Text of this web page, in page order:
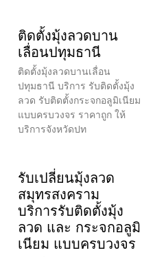
ติดตั้งมุ้งลวดบาน
เลื่อนปทุมธานี
ติดตั้งมุ้งลวดบานเลื่อน
ปทุมธานี บริการ รับติดตั้งมุ้ง
ลวด รับติดตั้งกระจกอลูมิเนียม
แบบครบวงจร ราคาถูก ให้
บริการจังหวัดปท
รับเปลี่ยนมุ้งลวด
สมุทรสงคราม
บริการรับติดตั้งมุ้ง
ลวด และ กระจกอลูมิ
เนียม แบบครบวงจร